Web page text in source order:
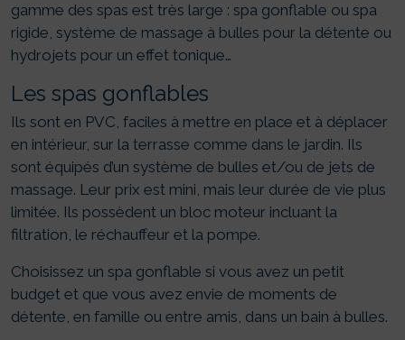
gamme des spas est très large : spa gonflable ou spa
rigide, système de massage à bulles pour la détente ou
hydrojets pour un effet tonique…
Les spas gonflables
Ils sont en PVC, faciles à mettre en place et à déplacer
en intérieur, sur la terrasse comme dans le jardin. Ils
sont équipés d’un système de bulles et/ou de jets de
massage. Leur prix est mini, mais leur durée de vie plus
limitée. Ils possèdent un bloc moteur incluant la
filtration, le réchauffeur et la pompe.
Choisissez un spa gonflable si vous avez un petit
budget et que vous avez envie de moments de
détente, en famille ou entre amis, dans un bain à bulles.